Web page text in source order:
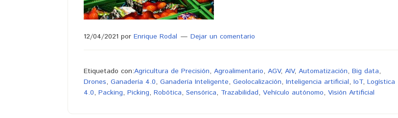
12/04/2021 por Enrique Rodal Dejar un comentario
Etiquetado con:Agricultura de Precisión, Agroalimentario, AGV, AIV, Automatización, Big data,
Drones, Ganadería 4.0, Ganadería Inteligente, Geolocalización, Inteligencia artificial, IoT, Logística
4.0, Packing, Picking, Robótica, Sensórica, Trazabilidad, Vehículo autónomo, Visión Artificial